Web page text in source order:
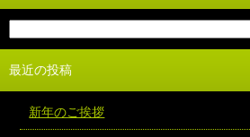
最近の投稿
新年のご挨拶